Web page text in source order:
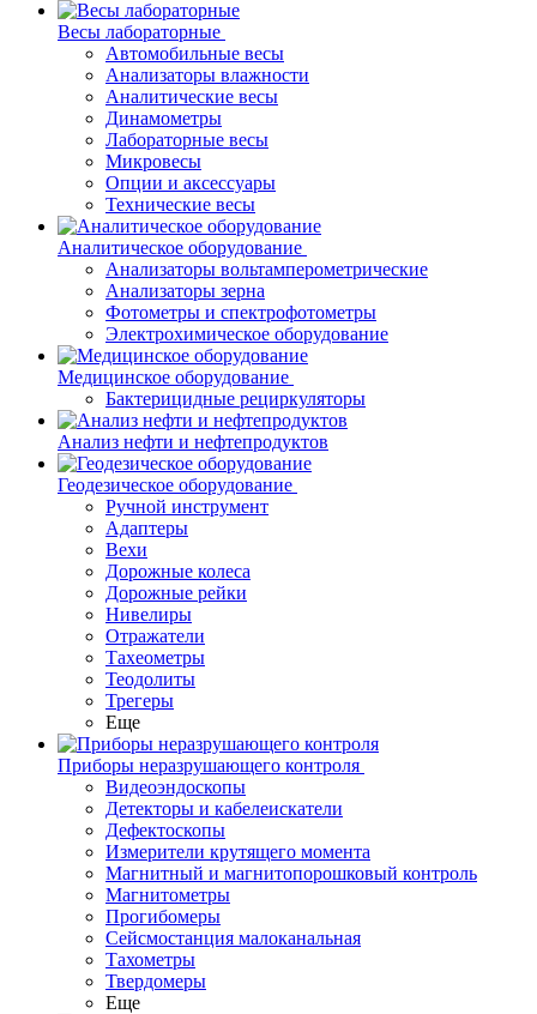
Весы лабораторные
Автомобильные весы
Анализаторы влажности
Аналитические весы
Динамометры
Лабораторные весы
Микровесы
Опции и аксессуары
Технические весы
Аналитическое оборудование
Анализаторы вольтамперометрические
Анализаторы зерна
Фотометры и спектрофотометры
Электрохимическое оборудование
Медицинское оборудование
Бактерицидные рециркуляторы
Анализ нефти и нефтепродуктов
Геодезическое оборудование
Ручной инструмент
Адаптеры
Вехи
Дорожные колеса
Дорожные рейки
Нивелиры
Отражатели
Тахеометры
Теодолиты
Трегеры
Еще
Приборы неразрушающего контроля
Видеоэндоскопы
Детекторы и кабелеискатели
Дефектоскопы
Измерители крутящего момента
Магнитный и магнитопорошковый контроль
Магнитометры
Прогибомеры
Сейсмостанция малоканальная
Тахометры
Твердомеры
Еще